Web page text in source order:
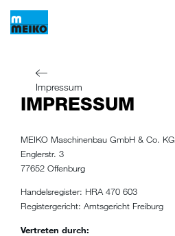
Impressum
IMPRESSUM
MEIKO Maschinenbau GmbH & Co. KG
Englerstr. 3
77652 Offenburg
Handelsregister: HRA 470 603
Registergericht: Amtsgericht Freiburg
Vertreten durch: